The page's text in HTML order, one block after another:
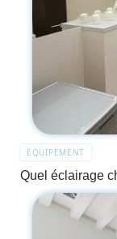
EQUIPEMENT
Quel éclairage